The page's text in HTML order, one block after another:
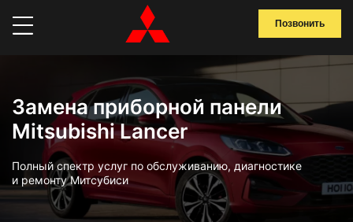
Позвонить
Замена приборной панели
Mitsubishi Lancer
Полный спектр услуг по обслуживанию, диагностике
и ремонту Митсубиси